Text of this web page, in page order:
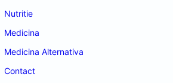
Nutritie
Medicina
Medicina Alternativa
Contact